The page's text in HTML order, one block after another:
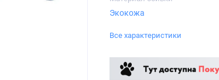
Экокожа
Все характеристики